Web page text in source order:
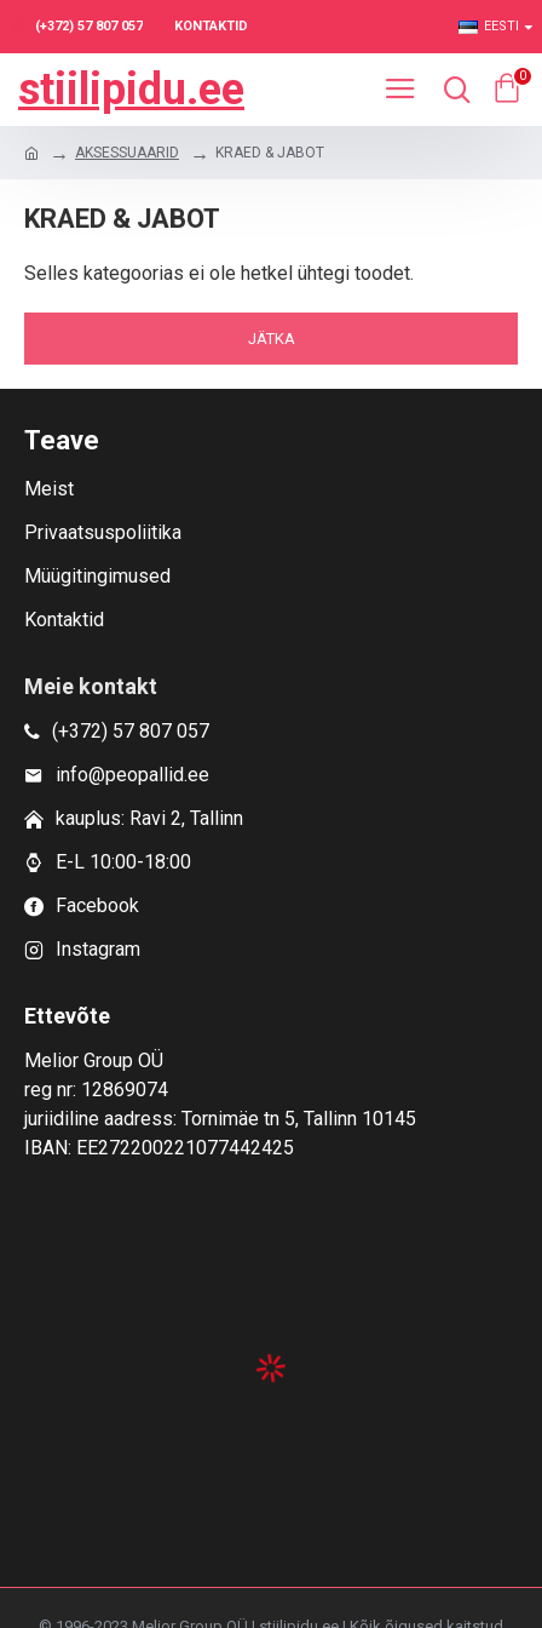
(+372) 57 807 057 KONTAKTID EESTI
stiilipidu.ee 0
AKSESSUAARID KRAED & JABOT
KRAED & JABOT
Selles kategoorias ei ole hetkel ühtegi toodet.
JÄTKA
Teave
Meist
Privaatsuspoliitika
Müügitingimused
Kontaktid
Meie kontakt
(+372) 57 807 057
info@peopallid.ee
kauplus: Ravi 2, Tallinn
E-L 10:00-18:00
Facebook
Instagram
Ettevõte
Melior Group OÜ
reg nr: 12869074
juriidiline aadress: Tornimäe tn 5, Tallinn 10145
IBAN: EE272200221077442425